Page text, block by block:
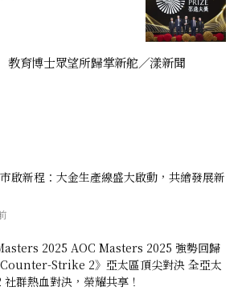
育博士眾望所歸掌新舵／漾新聞
啟新程：大金生產線盛大啟動，共繪發展新
2025 AOC Masters 2025 強勢回歸
Strike 2》亞太區頂尖對決 全亞太
社群熱血對決，榮耀共享！